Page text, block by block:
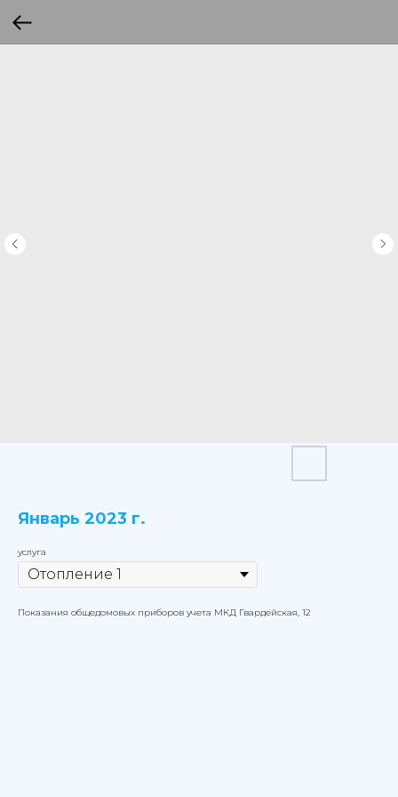
Январь 2023 г.
услуга
Показания общедомовых приборов учета МКД Гвардейская, 12